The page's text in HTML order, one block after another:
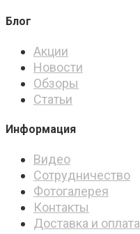
Блог
Акции
Новости
Обзоры
Статьи
Информация
Видео
Сотрудничество
Фотогалерея
Контакты
Доставка и оплата